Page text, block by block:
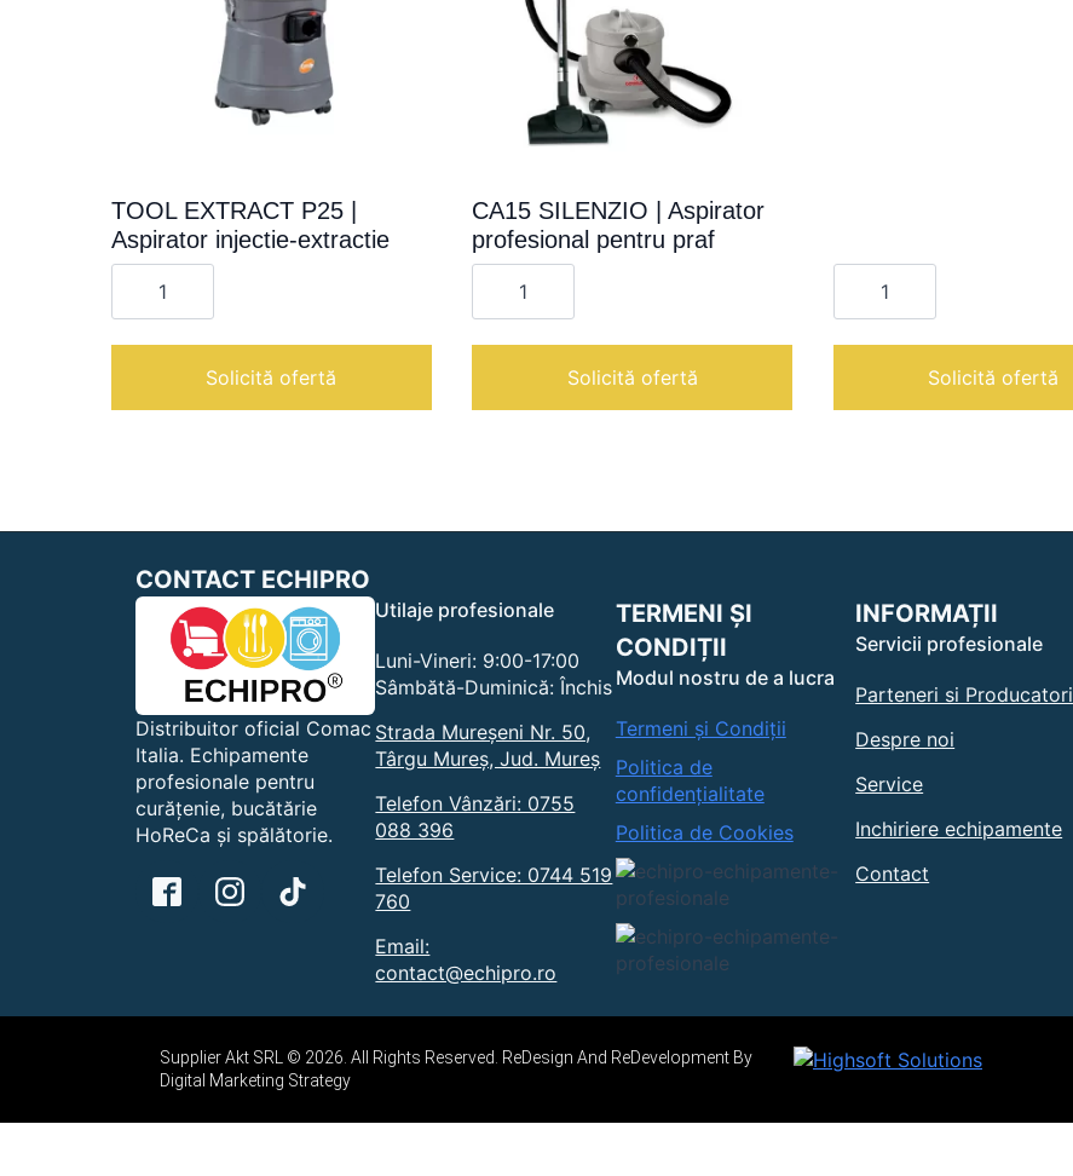
TOOL EXTRACT P25 |
Aspirator injectie-extractie
Cantitate
TOOL
EXTRACT
|
extractie
Solicită ofertă
CA15 SILENZIO | Aspirator
profesional pentru praf
Cantitate
SILENZIO
Aspirator
profesional
praf
Solicită ofertă
Cantitate
18
Aspirator
Solicită ofertă
CONTACT ECHIPRO
Distribuitor oficial Comac
Italia. Echipamente
profesionale pentru
curățenie, bucătărie
HoReCa și spălătorie.
Utilaje profesionale
Luni-Vineri: 9:00-17:00
Sâmbătă-Duminică: Închis
Strada Mureșeni Nr. 50,
Târgu Mureș, Jud. Mureș
Telefon Vânzări: 0755
088 396
Telefon Service: 0744 519
760
Email:
contact@echipro.ro
TERMENI ȘI
CONDIȚII
Modul nostru de a lucra
Termeni și Condiții
Politica de
confidențialitate
Politica de Cookies
INFORMAȚII
Servicii profesionale
Parteneri si Producatori
Despre noi
Service
Inchiriere echipamente
Contact
Supplier Akt SRL © 2026. All Rights Reserved. ReDesign And ReDevelopment By
Digital Marketing Strategy